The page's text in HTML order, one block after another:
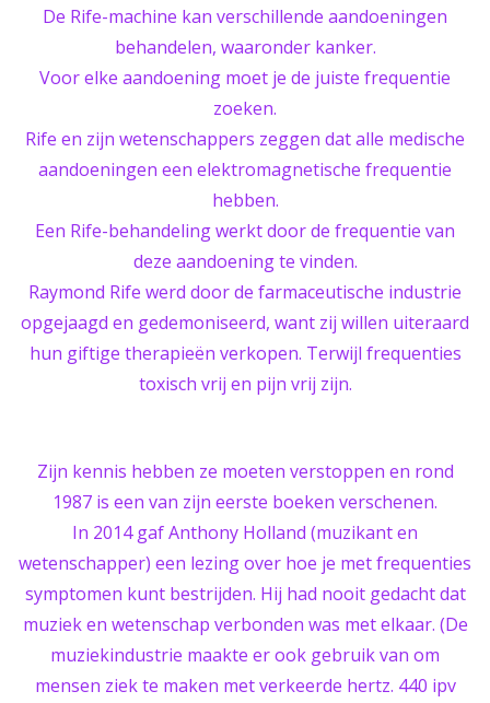
De Rife-machine kan verschillende aandoeningen
behandelen, waaronder kanker.
Voor elke aandoening moet je de juiste frequentie
zoeken.
Rife en zijn wetenschappers zeggen dat alle medische
aandoeningen een elektromagnetische frequentie
hebben.
Een Rife-behandeling werkt door de frequentie van
deze aandoening te vinden.
Raymond Rife werd door de farmaceutische industrie
opgejaagd en gedemoniseerd, want zij willen uiteraard
hun giftige therapieën verkopen. Terwijl frequenties
toxisch vrij en pijn vrij zijn.
Zijn kennis hebben ze moeten verstoppen en rond
1987 is een van zijn eerste boeken verschenen.
In 2014 gaf Anthony Holland (muzikant en
wetenschapper) een lezing over hoe je met frequenties
symptomen kunt bestrijden. Hij had nooit gedacht dat
muziek en wetenschap verbonden was met elkaar. (De
muziekindustrie maakte er ook gebruik van om
mensen ziek te maken met verkeerde hertz. 440 ipv